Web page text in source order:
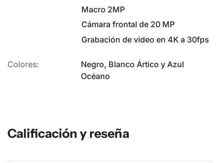
Macro 2MP
Cámara frontal de 20 MP
Grabación de video en 4K a 30fps
Colores:
Negro, Blanco Ártico y Azul
Océano
Calificación y reseña